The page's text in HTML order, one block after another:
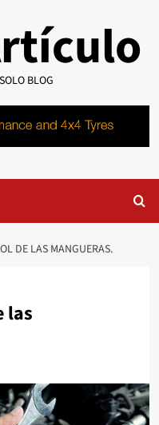
BLOG
DE LAS MANGUERAS.
las